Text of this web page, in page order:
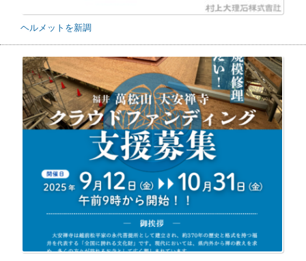
ヘルメットを新調